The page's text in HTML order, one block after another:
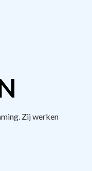
Zij werken